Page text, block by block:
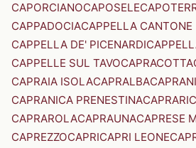
CAPORCIANOCAPOSELE
CAPPADOCIACAPPELLA CANTONE
CAPPELLA DE' PICENARDI
CAPPELLE SUL TAVOCAPRACOTTA
CAPRAIA ISOLACAPRALBA
CAPRANICA PRENESTINA
CAPRAROLACAPRAUNACAPRESE
CAPREZZOCAPRICAPRI LEONE